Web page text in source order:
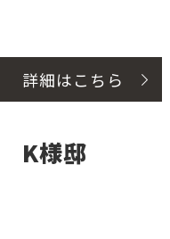
詳細はこちら
K様邸